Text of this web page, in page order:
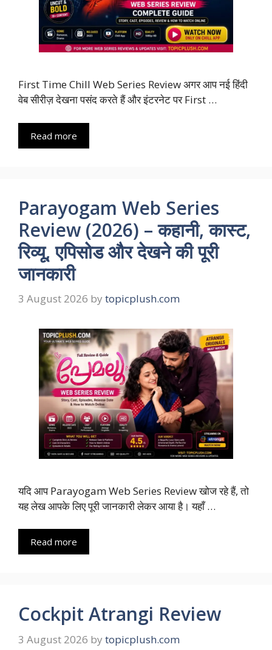
First Time Chill Web Series Review अगर आप नई हिंदी
वेब सीरीज़ देखना पसंद करते हैं और इंटरनेट पर First …
Read more
Parayogam Web Series
Review (2026) – कहानी, कास्ट,
रिव्यू, एपिसोड और देखने की पूरी
जानकारी
3 August 2026 by topicplush.com
यदि आप Parayogam Web Series Review खोज रहे हैं, तो
यह लेख आपके लिए पूरी जानकारी लेकर आया है। यहाँ …
Read more
Cockpit Atrangi Review
3 August 2026 by topicplush.com